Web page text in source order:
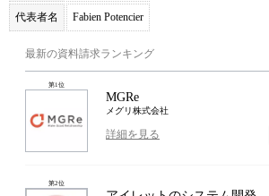
代表者名 Fabien Potencier
最新の資料請求ランキング
第1位
MGRe
メグリ株式会社
詳細を見る
第2位